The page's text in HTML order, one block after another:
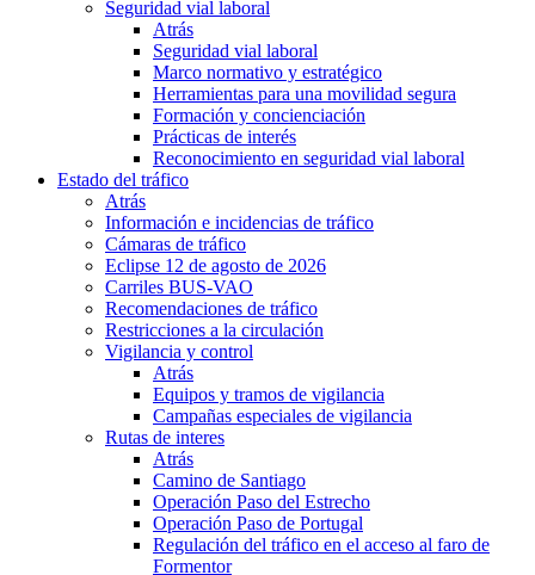
Seguridad vial laboral
Atrás
Seguridad vial laboral
Marco normativo y estratégico
Herramientas para una movilidad segura
Formación y concienciación
Prácticas de interés
Reconocimiento en seguridad vial laboral
Estado del tráfico
Atrás
Información e incidencias de tráfico
Cámaras de tráfico
Eclipse 12 de agosto de 2026
Carriles BUS-VAO
Recomendaciones de tráfico
Restricciones a la circulación
Vigilancia y control
Atrás
Equipos y tramos de vigilancia
Campañas especiales de vigilancia
Rutas de interes
Atrás
Camino de Santiago
Operación Paso del Estrecho
Operación Paso de Portugal
Regulación del tráfico en el acceso al faro de
Formentor